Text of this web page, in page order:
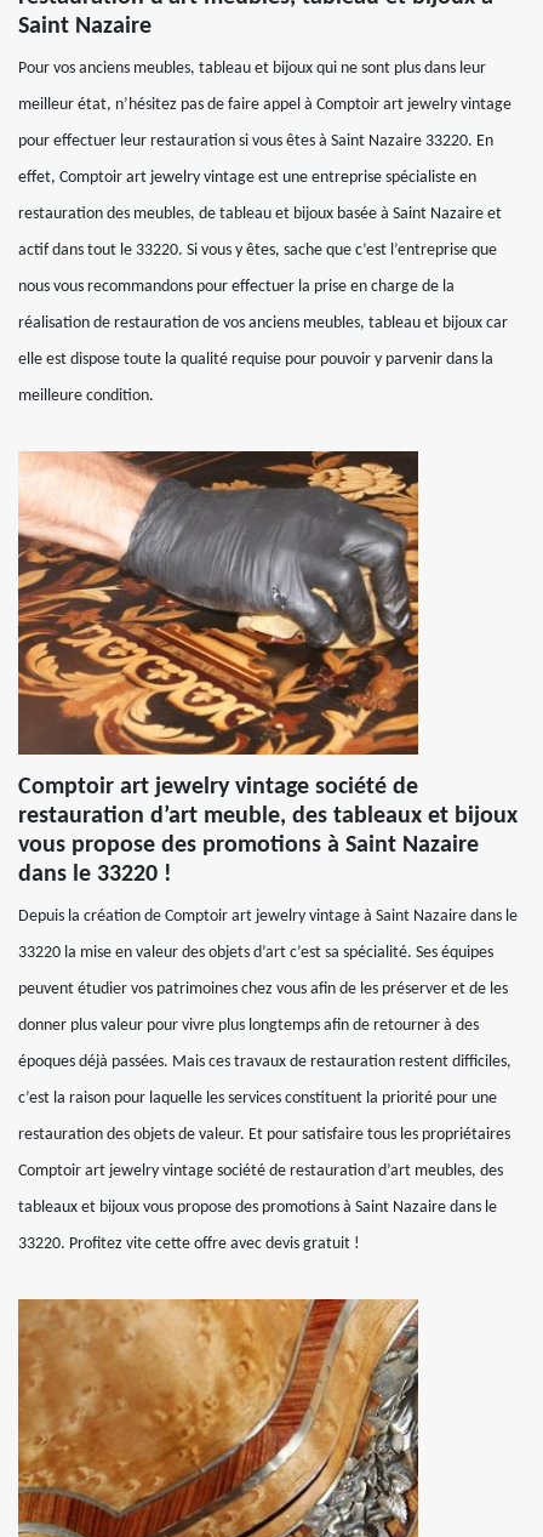
Saint Nazaire
Pour vos anciens meubles, tableau et bijoux qui ne sont plus dans leur
meilleur état, n’hésitez pas de faire appel à Comptoir art jewelry vintage
pour effectuer leur restauration si vous êtes à Saint Nazaire 33220. En
effet, Comptoir art jewelry vintage est une entreprise spécialiste en
restauration des meubles, de tableau et bijoux basée à Saint Nazaire et
actif dans tout le 33220. Si vous y êtes, sache que c’est l’entreprise que
nous vous recommandons pour effectuer la prise en charge de la
réalisation de restauration de vos anciens meubles, tableau et bijoux car
elle est dispose toute la qualité requise pour pouvoir y parvenir dans la
meilleure condition.
Comptoir art jewelry vintage société de
restauration d’art meuble, des tableaux et bijoux
vous propose des promotions à Saint Nazaire
dans le 33220 !
Depuis la création de Comptoir art jewelry vintage à Saint Nazaire dans le
33220 la mise en valeur des objets d’art c’est sa spécialité. Ses équipes
peuvent étudier vos patrimoines chez vous afin de les préserver et de les
donner plus valeur pour vivre plus longtemps afin de retourner à des
époques déjà passées. Mais ces travaux de restauration restent difficiles,
c’est la raison pour laquelle les services constituent la priorité pour une
restauration des objets de valeur. Et pour satisfaire tous les propriétaires
Comptoir art jewelry vintage société de restauration d’art meubles, des
tableaux et bijoux vous propose des promotions à Saint Nazaire dans le
33220. Profitez vite cette offre avec devis gratuit !